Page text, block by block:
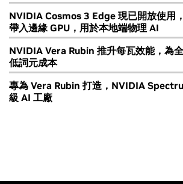
NVIDIA Cosmos 3 Edge 現已開放使用
帶入邊緣 GPU，用於本地端物理 AI
NVIDIA Vera Rubin 推升每瓦效能，為
低詞元成本
專為 Vera Rubin 打造，NVIDIA
級 AI 工廠